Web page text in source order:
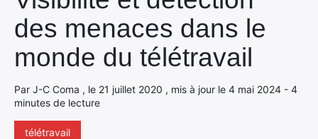
des menaces dans le
monde du télétravail
Par J-C Coma , le 21 juillet 2020 , mis à jour le 4 mai 2024 - 4
minutes de lecture
télétravail